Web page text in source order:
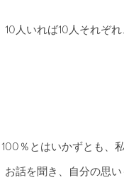
10人いれば10人それぞ
100％とはいかずとも、
お話を聞き、自分の思